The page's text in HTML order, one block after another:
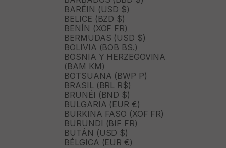
BARÉIN (USD $)
BELICE (BZD $)
BENÍN (XOF FR)
BERMUDAS (USD $)
BOLIVIA (BOB BS.)
BOSNIA Y HERZEGOVINA
(BAM КМ)
BOTSUANA (BWP P)
BRASIL (BRL R$)
BRUNÉI (BND $)
BULGARIA (EUR €)
BURKINA FASO (XOF FR)
BURUNDI (BIF FR)
BUTÁN (USD $)
BÉLGICA (EUR €)